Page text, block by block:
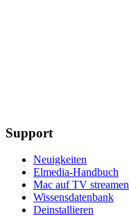
Support
Neuigkeiten
Elmedia-Handbuch
Mac auf TV streamen
Wissensdatenbank
Deinstallieren